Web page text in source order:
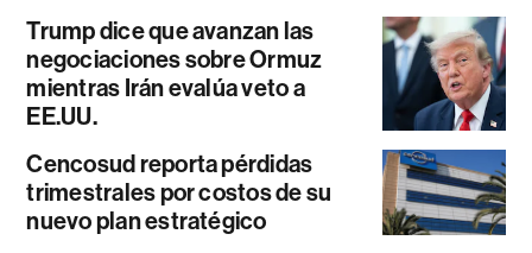
Trump dice que avanzan las
negociaciones sobre Ormuz
mientras Irán evalúa veto a
EE.UU.
Cencosud reporta pérdidas
trimestrales por costos de su
nuevo plan estratégico